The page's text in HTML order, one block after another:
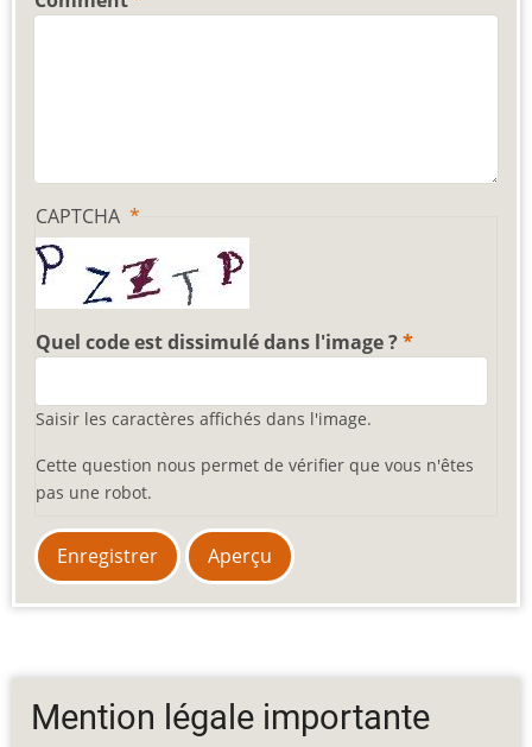
CAPTCHA
Quel code est dissimulé dans l'image ?
Saisir les caractères affichés dans l'image.
Cette question nous permet de vérifier que vous n'êtes
pas une robot.
Mention légale importante